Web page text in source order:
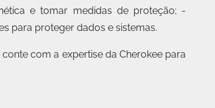
e tomar medidas de proteção; -
para proteger dados e sistemas.
com a expertise da Cherokee para